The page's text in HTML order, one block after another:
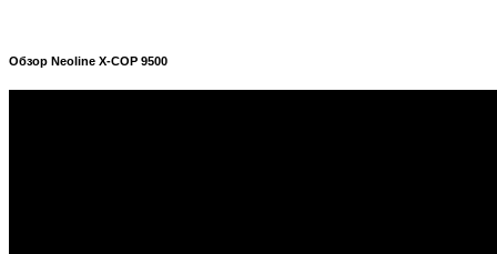
Обзор Neoline X-COP 9500